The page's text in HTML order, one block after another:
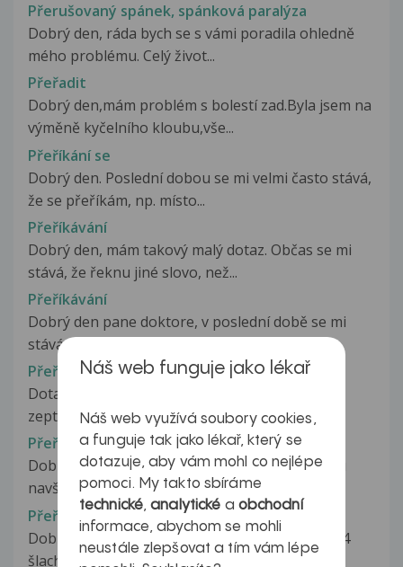
Přerušovaný spánek, spánková paralýza
Dobrý den, ráda bych se s vámi poradila ohledně
mého problému. Celý život...
Přeřadit
Dobrý den,mám problém s bolestí zad.Byla jsem na
výměně kyčelního kloubu,vše...
Přeříkání se
Dobrý den. Poslední dobou se mi velmi často stává,
že se přeříkám, np. místo...
Přeříkávání
Dobrý den, mám takový malý dotaz. Občas se mi
stává, že řeknu jiné slovo, než...
Přeříkávání
Dobrý den pane doktore, v poslední době se mi
stává, že se občas přeříkávám,...
Přeříkávání a ALS
Dotaz na neurologa. Dobrý den, chtěla bych se
zeptat, na stránkách Alsa.cz,...
Přeříkávání se
Dobrý den, chtěla bych se zeptat, jestli má cenu
navštěvovat lékaře, pokud mám...
Přeříznutá šlacha v palci
Dobrý den, můj přítel si před 4 měsíci přeřízl 3/4
šlachy na palci. Dlouho...
Náš web funguje jako lékař
Náš web využívá soubory cookies,
a funguje tak jako lékař, který se
dotazuje, aby vám mohl co nejlépe
pomoci. My takto sbíráme
technické,analytické a obchodní
informace, abychom se mohli
neustále zlepšovat a tím vám lépe